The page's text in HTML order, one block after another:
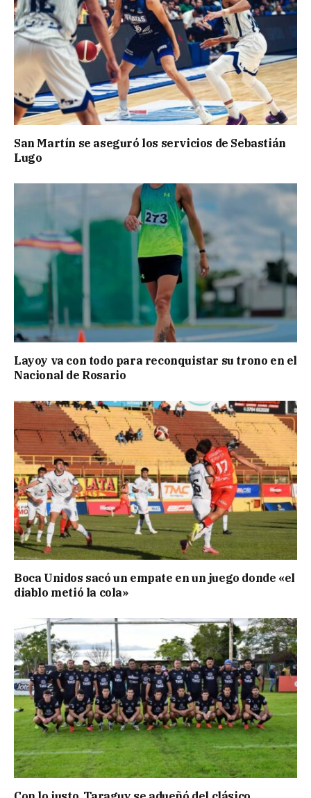
San Martín se aseguró los servicios de Sebastián
Lugo
Layoy va con todo para reconquistar su trono en el
Nacional de Rosario
Boca Unidos sacó un empate en un juego donde «el
diablo metió la cola»